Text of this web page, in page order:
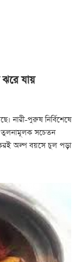
যায়
নারী-পুরুষ নির্বিশেষে
তুলনামূলক সচেতন
অল্প বয়সে চুল পড়া